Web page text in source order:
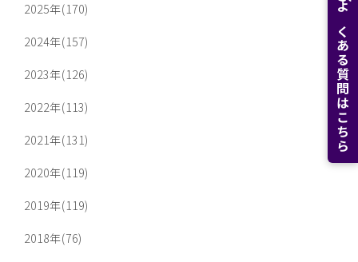
よくある質問はこちら
2025年(170)
2024年(157)
2023年(126)
2022年(113)
2021年(131)
2020年(119)
2019年(119)
2018年(76)